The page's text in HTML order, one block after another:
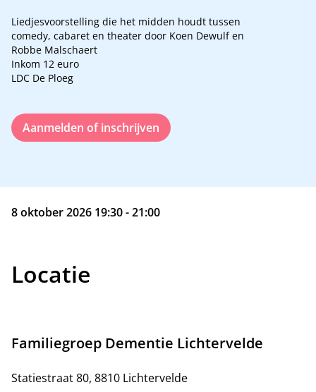
Liedjesvoorstelling die het midden houdt tussen
comedy, cabaret en theater door Koen Dewulf en
Robbe Malschaert
Inkom 12 euro
LDC De Ploeg
Aanmelden of inschrijven
8 oktober 2026 19:30 - 21:00
Locatie
Familiegroep Dementie Lichtervelde
Statiestraat 80, 8810 Lichtervelde